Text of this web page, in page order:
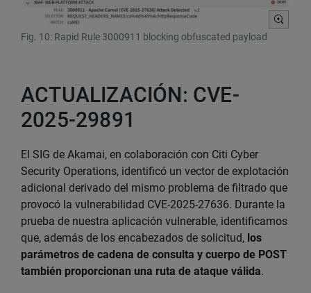
Fig. 10: Rapid Rule 3000911 blocking obfuscated payload
ACTUALIZACIÓN: CVE-
2025-29891
El SIG de Akamai, en colaboración con Citi Cyber
Security Operations, identificó un vector de explotación
adicional derivado del mismo problema de filtrado que
provocó la vulnerabilidad CVE-2025-27636. Durante la
prueba de nuestra aplicación vulnerable, identificamos
que, además de los encabezados de solicitud, los
parámetros de cadena de consulta y cuerpo de POST
también proporcionan una ruta de ataque válida.